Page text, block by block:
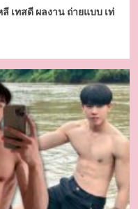
เทสดี ผลงาน ถ่ายแบบ เท่